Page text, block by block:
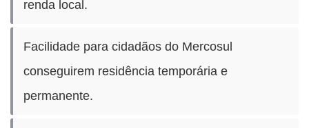
renda local.
Facilidade para cidadãos do Mercosul
conseguirem residência temporária e
permanente.